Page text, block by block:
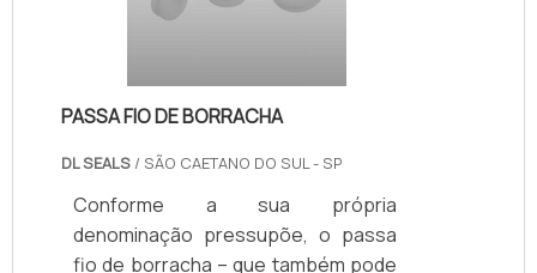
PASSA FIO DE BORRACHA
DL SEALS / SÃO CAETANO DO SUL - SP
Conforme a sua própria
denominação pressupõe, o passa
fio de borracha – que também pode